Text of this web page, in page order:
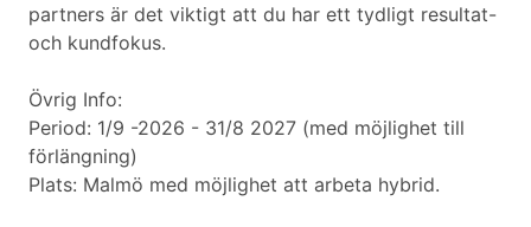
partners är det viktigt att du har ett tydligt resultat-
och kundfokus.
Övrig Info:
Period: 1/9 -2026 - 31/8 2027 (med möjlighet till
förlängning)
Plats: Malmö med möjlighet att arbeta hybrid.